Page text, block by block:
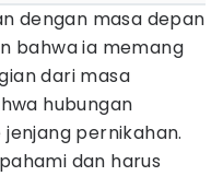
dengan masa depan
bahwa ia memang
dari masa
hubungan
pernikahan.
dan harus